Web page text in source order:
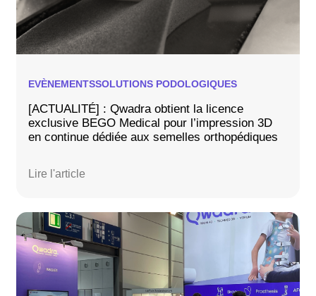
EVÈNEMENTSSOLUTIONS PODOLOGIQUES
[ACTUALITÉ] : Qwadra obtient la licence
exclusive BEGO Medical pour l’impression 3D
en continue dédiée aux semelles orthopédiques
Lire l'article